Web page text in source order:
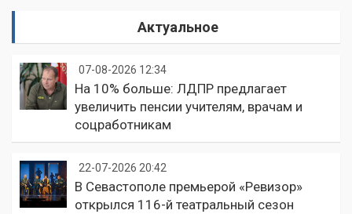
Актуальное
07-08-2026 12:34
На 10% больше: ЛДПР предлагает
увеличить пенсии учителям, врачам и
соцработникам
22-07-2026 20:42
В Севастополе премьерой «Ревизор»
открылся 116-й театральный сезон